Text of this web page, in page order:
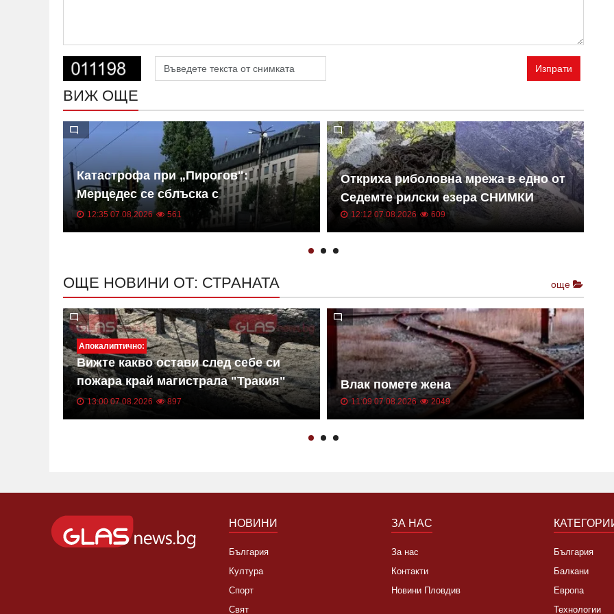
Изпрати
ВИЖ ОЩЕ
Катастрофа при „Пирогов":
Мерцедес се сблъска с
електрическо такси СНИМКИ
12:35 07.08.2026 561
Откриха риболовна мрежа в едно от
Седемте рилски езера СНИМКИ
12:12 07.08.2026 609
ОЩЕ НОВИНИ ОТ: СТРАНАТА още
Апокалиптично:
Вижте какво остави след себе си
пожара край магистрала "Тракия"
СНИМКИ
13:00 07.08.2026 897
Влак помете жена
11:09 07.08.2026 2049
НОВИНИ
България
Култура
Спорт
Свят
ЗА НАС
За нас
Контакти
Новини Пловдив
България
Балкани
Европа
Технологии